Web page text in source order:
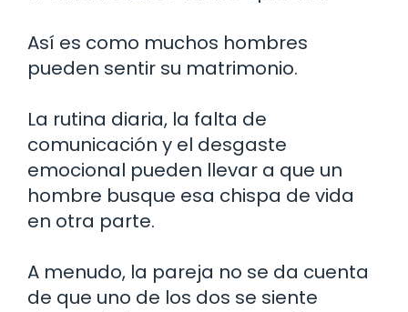
Así es como muchos hombres
pueden sentir su matrimonio.
La rutina diaria, la falta de
comunicación y el desgaste
emocional pueden llevar a que un
hombre busque esa chispa de vida
en otra parte.
A menudo, la pareja no se da cuenta
de que uno de los dos se siente